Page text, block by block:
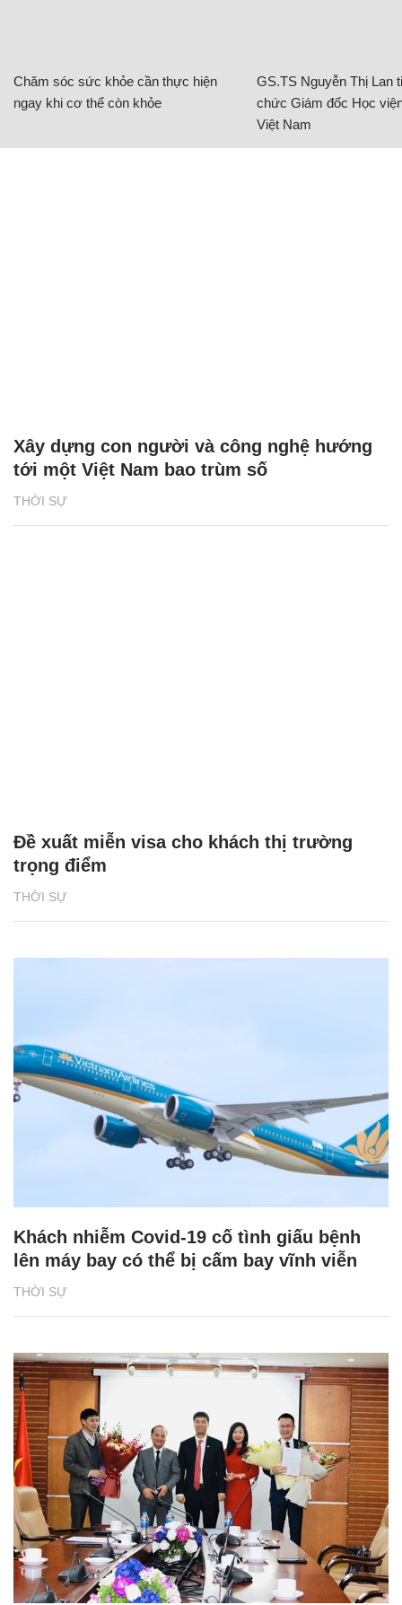
Chăm sóc sức khỏe cần thực hiện
ngay khi cơ thể còn khỏe
GS.TS Nguyễn Thị Lan
chức Giám đốc Học
Việt Nam
THỜI SỰ
Xây dựng con người và công nghệ hướng
tới một Việt Nam bao trùm số
THỜI SỰ
Đề xuất miễn visa cho khách thị trường
trọng điểm
THỜI SỰ
Khách nhiễm Covid-19 cố tình giấu bệnh
lên máy bay có thể bị cấm bay vĩnh viễn